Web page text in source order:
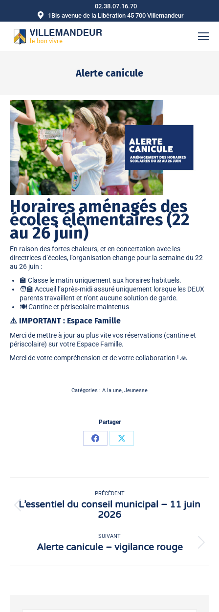
02.38.07.16.70
1Bis avenue de la Libération 45 700 Villemandeur
Alerte canicule
Horaires aménagés des
écoles élémentaires (22
au 26 juin)
En raison des fortes chaleurs, et en concertation avec les
directrices d’écoles, l’organisation change pour la semaine du 22
au 26 juin :
🏫 Classe le matin uniquement aux horaires habituels.
🧑‍ 🏫 Accueil l’après-midiassuré uniquement lorsque les DEUX
parents travaillent et n’ont aucune solution de garde.
🍽️ Cantine et périscolaire maintenus
⚠️ IMPORTANT : Espace Famille
Merci de mettre à jourau plus vitevos réservations (cantine et
périscolaire) sur votre Espace Famille.
Merci de votre compréhension et de votre collaboration ! 🙏
Catégories : A la une Jeunesse
Partager
PartagerPartager
article
PRÉCÉDENT
Article
précédent
L’essentiel du conseil municipal – 11 juin
2026
SUIVANT
Article
suivant
Alerte canicule – vigilance rouge